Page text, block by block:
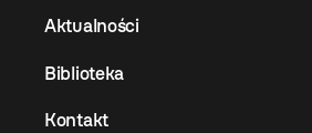
Aktualności
Biblioteka
Kontakt